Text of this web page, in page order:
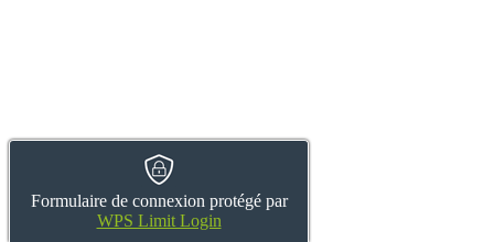
Formulaire de connexion protégé par
WPS Limit Login